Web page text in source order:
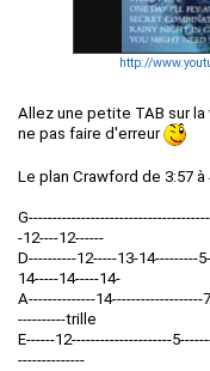
http://
Allez une petite TAB sur
ne pas faire d'erreur
Le plan Crawford de 3:57 à
-12----12------
D----------12-----13-14---------
14-----14-----14-
A--------------14-------------------
----------trille
E------12---------------------
--------------